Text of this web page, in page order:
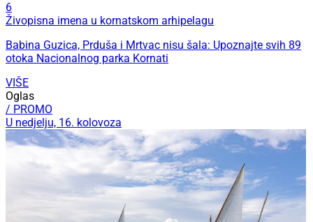
6
Živopisna imena u kornatskom arhipelagu
Babina Guzica, Prduša i Mrtvac nisu šala: Upoznajte svih 89
otoka Nacionalnog parka Kornati
VIŠE
Oglas
/ PROMO
U nedjelju, 16. kolovoza